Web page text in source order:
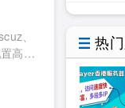
、
高等
限
热